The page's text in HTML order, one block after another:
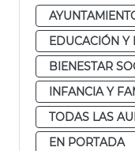
EDUCACIÓN Y
BIENESTAR
INFANCIA Y
TODAS LAS
EN PORTADA